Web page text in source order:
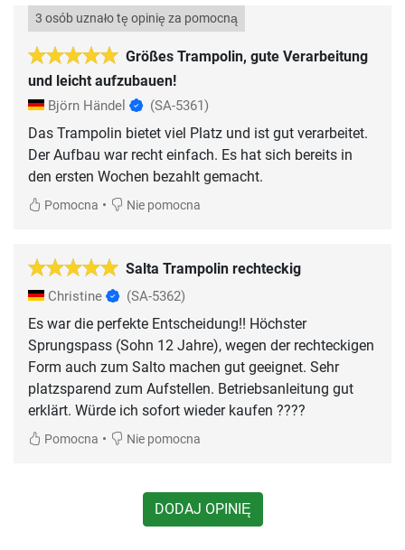
Größes Trampolin, gute Verarbeitung
und leicht aufzubauen!
3 osób uznało tę opinię za pomocną
Björn Händel (SA-5361)
Das Trampolin bietet viel Platz und ist gut verarbeitet.
Der Aufbau war recht einfach. Es hat sich bereits in
den ersten Wochen bezahlt gemacht.
Pomocna • Nie pomocna
Salta Trampolin rechteckig
Christine (SA-5362)
Es war die perfekte Entscheidung!! Höchster
Sprungspass (Sohn 12 Jahre), wegen der rechteckigen
Form auch zum Salto machen gut geeignet. Sehr
platzsparend zum Aufstellen. Betriebsanleitung gut
erklärt. Würde ich sofort wieder kaufen ????
Pomocna • Nie pomocna
DODAJ OPINIĘ